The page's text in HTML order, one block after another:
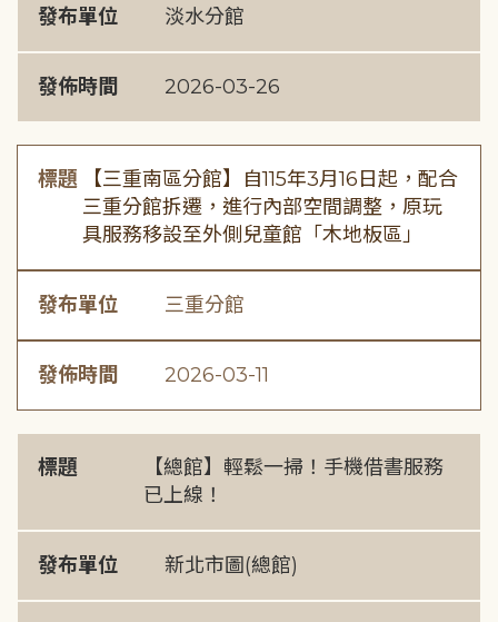
發布單位 淡水分館
發佈時間 2026-03-26
標題
【三重南區分館】自115年3月16日起，配合
三重分館拆遷，進行內部空間調整，原玩
具服務移設至外側兒童館「木地板區」
發布單位 三重分館
發佈時間 2026-03-11
標題
【總館】輕鬆一掃！手機借書服務
已上線！
發布單位 新北市圖(總館)